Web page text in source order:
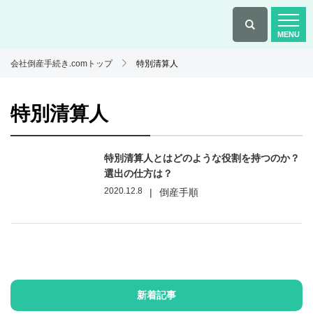
会社倒産手続き.comトップ 特別清算人
特別清算人
特別清算人とはどのような役割を持つのか？
選出の仕方は？
2020.12.8 | 倒産手順
新着記事